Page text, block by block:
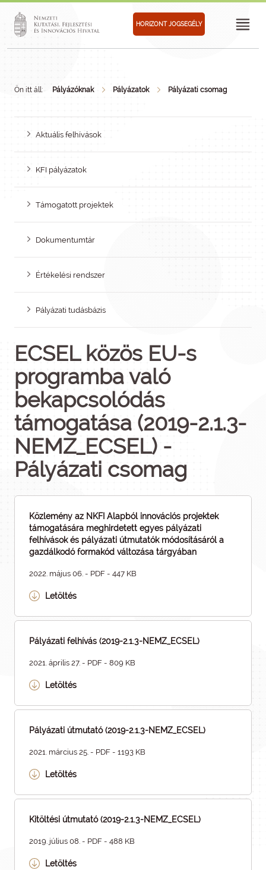
HORIZONT JOGSEGÉLY
Ön itt áll: Pályázóknak Pályázatok Pályázati csomag
Aktuális felhívások
KFI pályázatok
Támogatott projektek
Dokumentumtár
Értékelési rendszer
Pályázati tudásbázis
ECSEL közös EU-s
programba való
bekapcsolódás
támogatása (2019-2.1.3-
NEMZ_ECSEL) -
Pályázati csomag
Közlemény az NKFI Alapból innovációs projektek
támogatására meghirdetett egyes pályázati
felhívások és pályázati útmutatók módosításáról a
gazdálkodó formakód változása tárgyában
2022. május 06. - PDF - 447 KB
Letöltés
Pályázati felhívás (2019-2.1.3-NEMZ_ECSEL)
2021. április 27. - PDF - 809 KB
Letöltés
Pályázati útmutató (2019-2.1.3-NEMZ_ECSEL)
2021. március 25. - PDF - 1193 KB
Letöltés
Kitöltési útmutató (2019-2.1.3-NEMZ_ECSEL)
2019. július 08. - PDF - 488 KB
Letöltés